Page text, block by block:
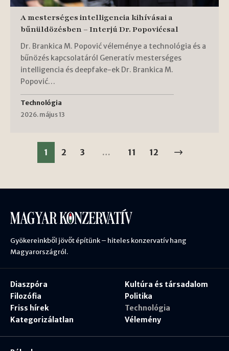
A mesterséges intelligencia kihívásai a
bűnüldözésben – Interjú Dr. Popovićcsal
Dr. Brankica M. Popović véleménye a technológia és a
bűnözés kapcsolatáról Generatív mesterséges
intelligencia és deepfake-ek Dr. Brankica M.
Popović…
Technológia
2026. május 13
1 2 3 … 11 12
Gyökereinkből jövőt építünk – hiteles konzervatív hang
Magyarországról.
Diaszpóra
Filozófia
Friss hírek
Kategorizálatlan
Kultúra és társadalom
Politika
Technológia
Vélemény